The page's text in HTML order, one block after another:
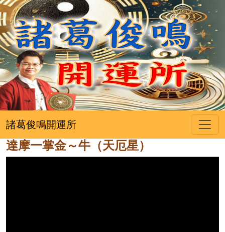
諸葛俊鳴開運所
達摩一掌金～牛（天厄星）